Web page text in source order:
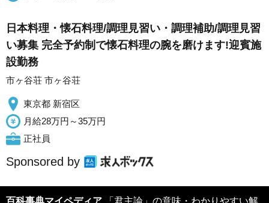
日本料理・懐石料理/調理見習い・調理補助/調理見習
い募集 完全予約制で懐石料理の腕を磨けます!迎賓施
設勤務
市ヶ谷荘 市ヶ谷荘
東京都 新宿区
月給28万円～35万円
正社員
Sponsored by
百科事典マイペディア 「君主論」の意味・わかりやすい解